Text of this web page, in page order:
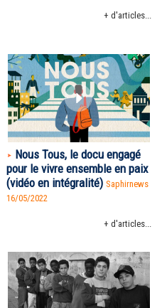
+ d'articles...
Nous Tous, le docu engagé
pour le vivre ensemble en paix
(vidéo en intégralité) Saphirnews
16/05/2022
+ d'articles...